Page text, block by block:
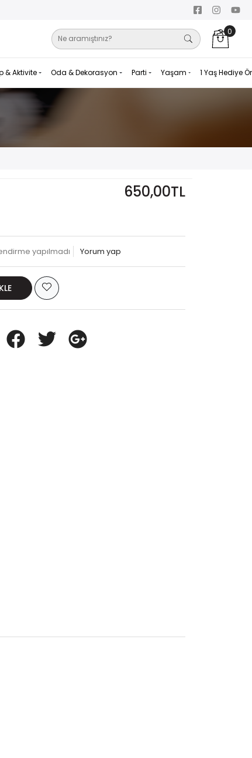
0
& Aktivite Oda & Dekorasyon Parti Yaşam 1 Yaş Hediye
650,00TL
yapılmadı Yorum yap